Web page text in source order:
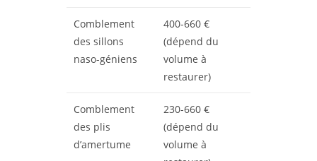
Comblement
des sillons
naso-géniens
400-660 €
(dépend du
volume à
restaurer)
Comblement
des plis
d’amertume
230-660 €
(dépend du
volume à